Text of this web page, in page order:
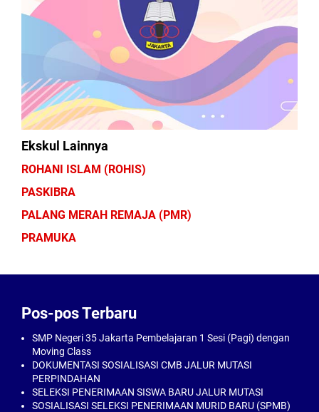
Ekskul Lainnya
ROHANI ISLAM (ROHIS)
PASKIBRA
PALANG MERAH REMAJA (PMR)
PRAMUKA
Pos-pos Terbaru
SMP Negeri 35 Jakarta Pembelajaran 1 Sesi (Pagi) dengan
Moving Class
DOKUMENTASI SOSIALISASI CMB JALUR MUTASI
PERPINDAHAN
SELEKSI PENERIMAAN SISWA BARU JALUR MUTASI
SOSIALISASI SELEKSI PENERIMAAN MURID BARU (SPMB)